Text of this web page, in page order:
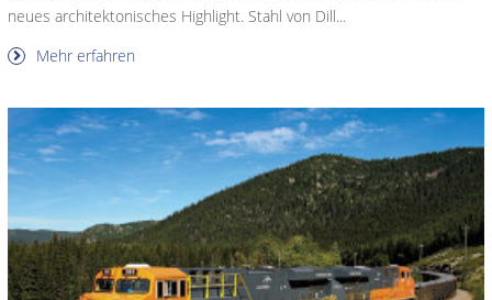
neues architektonisches Highlight. Stahl von Dill...
Mehr erfahren